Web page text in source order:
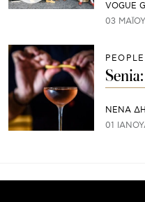
VOGUE
03
ΝΕΝΑ
01